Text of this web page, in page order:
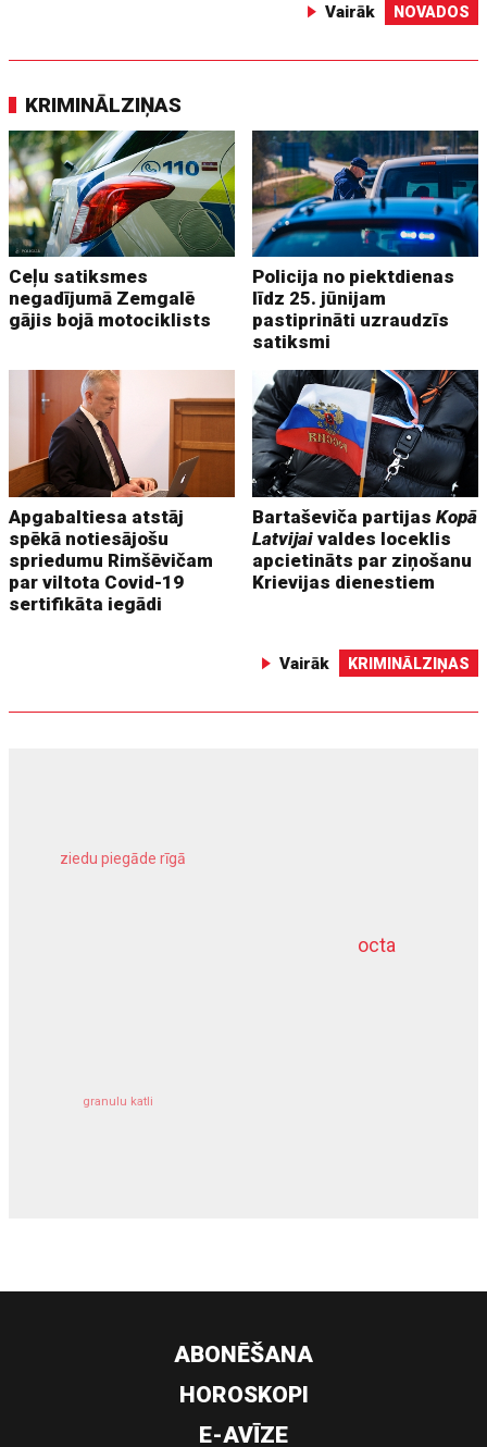
Vairāk NOVADOS
KRIMINĀLZIŅAS
Ceļu satiksmes
negadījumā Zemgalē
gājis bojā motociklists
Policija no piektdienas
līdz 25. jūnijam
pastiprināti uzraudzīs
satiksmi
Apgabaltiesa atstāj
spēkā notiesājošu
spriedumu Rimšēvičam
par viltota Covid-19
sertifikāta iegādi
Bartaševiča partijasKopā
Latvijai valdes loceklis
apcietināts par ziņošanu
Krievijas dienestiem
Vairāk KRIMINĀLZIŅAS
octa
ziedu piegāde rīgā
granulu katli
dziļurbums
ABONĒŠANA
HOROSKOPI
E-AVĪZE